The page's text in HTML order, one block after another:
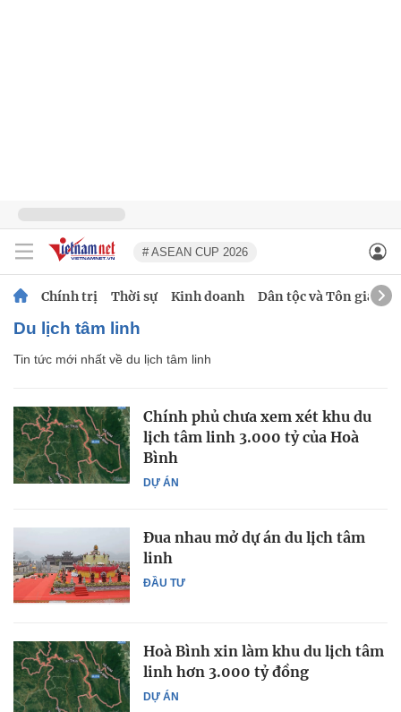
# ASEAN CUP 2026
Chính trị Thời sự Kinh doanh Dân tộc và Tôn giáo
du lịch tâm linh
Tin tức mới nhất về du lịch tâm linh
DỰ ÁN
Chính phủ chưa xem xét khu du
lịch tâm linh 3.000 tỷ của Hoà
Bình
ĐẦU TƯ
Đua nhau mở dự án du lịch tâm
linh
DỰ ÁN
Hoà Bình xin làm khu du lịch tâm
linh hơn 3.000 tỷ đồng